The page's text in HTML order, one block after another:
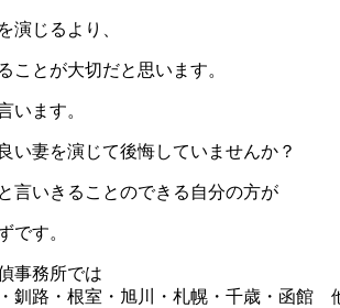
演じるより、
ことが大切だと思います。
います。
い妻を演じて後悔していませんか？
言いきることのできる自分の方が
です。
事務所では
釧路・根室・旭川・札幌・千歳・函館